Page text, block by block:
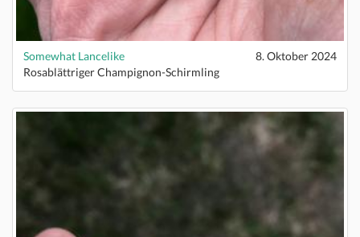
Somewhat Lancelike
8. Oktober 2024
Rosablättriger Champignon-Schirmling